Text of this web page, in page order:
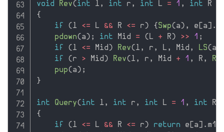
void Rev(int l , int r , int L = 1 , int R
{
if
(l <= L && R <= r) {Swp(a) , e [a] .
pdown(a) ; int Mid = (L + R) >> 1 ;
if
(l <= Mid) Rev(l , r , L , Mid , LS(a
if
(r > Mid) Rev(l , r , Mid + 1 , R , RS
pup(a) ;
}
int Query(int l , int r , int L = 1 , int R
{
if
(l <= L && R <= r) return e [a] . m1